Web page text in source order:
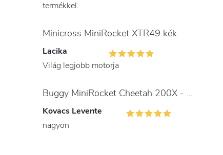
termékkel.
Minicross MiniRocket XTR49 kék
Lacika
Világ legjobb motorja
Buggy MiniRocket Cheetah 200X - gyerekeknek és felnőtteknek
Kovacs Levente
nagyon